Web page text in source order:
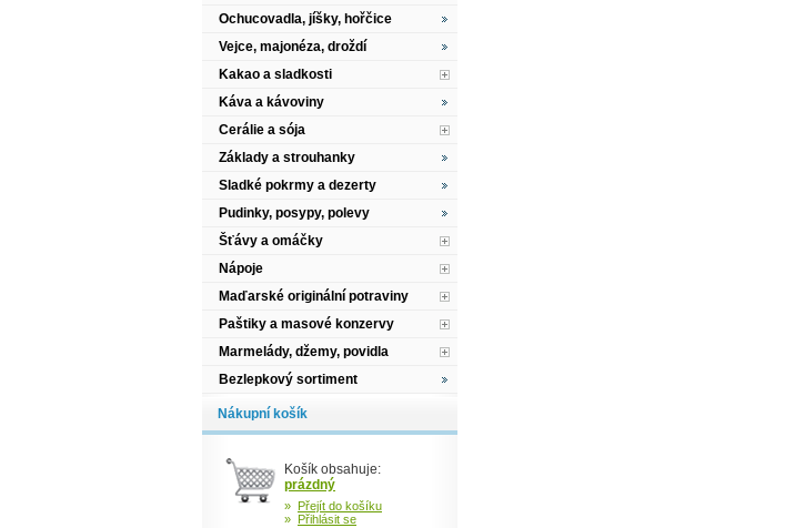
Ochucovadla, jíšky, hořčice
Vejce, majonéza, droždí
Kakao a sladkosti
Káva a kávoviny
Cerálie a sója
Základy a strouhanky
Sladké pokrmy a dezerty
Pudinky, posypy, polevy
Šťávy a omáčky
Nápoje
Maďarské originální potraviny
Paštiky a masové konzervy
Marmelády, džemy, povidla
Bezlepkový sortiment
Nákupní košík
Košík obsahuje:
prázdný
» Přejít do košíku
» Přihlásit se